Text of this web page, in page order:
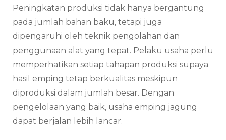
Peningkatan produksi tidak hanya bergantung
pada jumlah bahan baku, tetapi juga
dipengaruhi oleh teknik pengolahan dan
penggunaan alat yang tepat. Pelaku usaha perlu
memperhatikan setiap tahapan produksi supaya
hasil emping tetap berkualitas meskipun
diproduksi dalam jumlah besar. Dengan
pengelolaan yang baik, usaha emping jagung
dapat berjalan lebih lancar.